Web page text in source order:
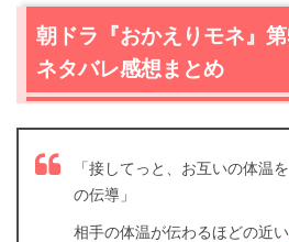
朝ドラ『おかえりモネ』
ネタバレ感想まとめ
「接してっと、お互いの体温
の伝導」
相手の体温が伝わるほどの近